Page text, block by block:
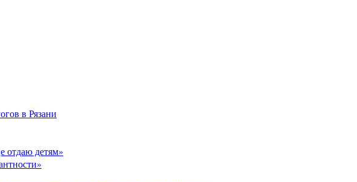
в Рязани
отдаю детям»